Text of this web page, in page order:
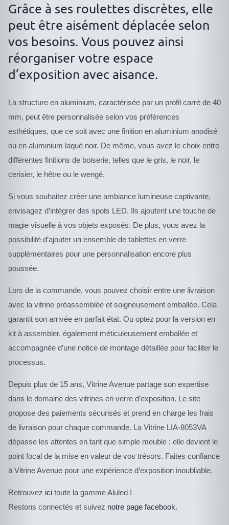
Grâce à ses roulettes discrètes, elle
peut être aisément déplacée selon
vos besoins. Vous pouvez ainsi
réorganiser votre espace
d’exposition avec aisance.
La structure en aluminium, caractérisée par un profil carré de 40
mm, peut être personnalisée selon vos préférences
esthétiques, que ce soit avec une finition en aluminium anodisé
ou en aluminium laqué noir. De même, vous avez le choix entre
différentes finitions de boiserie, telles que le gris, le noir, le
cerisier, le hêtre ou le wengé.
Si vous souhaitez créer une ambiance lumineuse captivante,
envisagez d’intégrer des spots LED. Ils ajoutent une touche de
magie visuelle à vos objets exposés. De plus, vous avez la
possibilité d’ajouter un ensemble de tablettes en verre
supplémentaires pour une personnalisation encore plus
poussée.
Lors de la commande, vous pouvez choisir entre une livraison
avec la vitrine préassemblée et soigneusement emballée. Cela
garantit son arrivée en parfait état. Ou optez pour la version en
kit à assembler, également méticuleusement emballée et
accompagnée d’une notice de montage détaillée pour faciliter le
processus.
Depuis plus de 15 ans, Vitrine Avenue partage son expertise
dans le domaine des vitrines en verre d’exposition. Le site
propose des paiements sécurisés et prend en charge les frais
de livraison pour chaque commande. La Vitrine LIA-8053VA
dépasse les attentes en tant que simple meuble : elle devient le
point focal de la mise en valeur de vos trésors. Faites confiance
à Vitrine Avenue pour une expérience d’exposition inoubliable.
Retrouvez icitoute la gamme Aluled !
Restons connectés et suivez notre page facebook.